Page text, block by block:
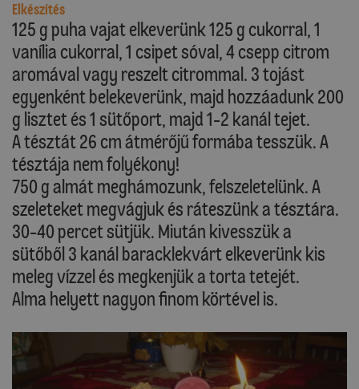
Elkészítés
125 g puha vajat elkeverünk 125 g cukorral, 1
vanília cukorral, 1 csipet sóval, 4 csepp citrom
aromával vagy reszelt citrommal. 3 tojást
egyenként belekeverünk, majd hozzáadunk 200
g lisztet és 1 sütőport, majd 1-2 kanál tejet.
A tésztát 26 cm átmérőjű formába tesszük. A
tésztája nem folyékony!
750 g almát meghámozunk, felszeletelünk. A
szeleteket megvágjuk és ráteszünk a tésztára.
30-40 percet sütjük. Miután kivesszük a
sütőből 3 kanál baracklekvárt elkeverünk kis
meleg vízzel és megkenjük a torta tetejét.
Alma helyett nagyon finom körtével is.